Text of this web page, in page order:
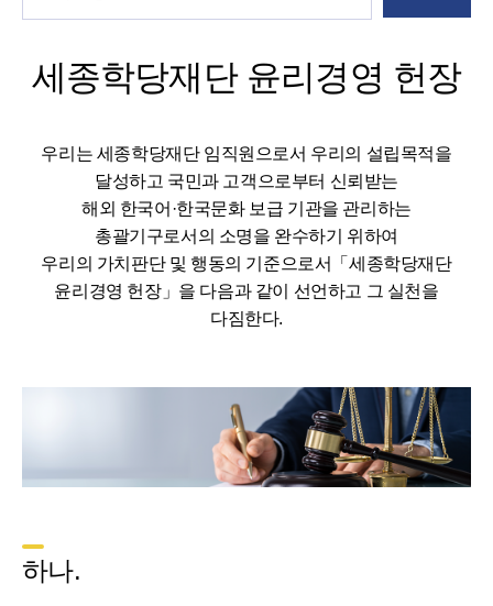
세종학당재단 윤리경영 헌장
우리는 세종학당재단 임직원으로서 우리의 설립목적을
달성하고 국민과 고객으로부터 신뢰받는
해외 한국어·한국문화 보급 기관을 관리하는
총괄기구로서의 소명을 완수하기 위하여
우리의 가치판단 및 행동의 기준으로서「세종학당재단
윤리경영 헌장」을 다음과 같이 선언하고 그 실천을
다짐한다.
하나.